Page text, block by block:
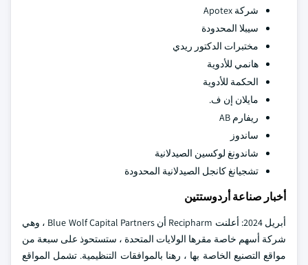
شركة Apotex
سيبلا المحدودة
مختبرات الدكتور ريدي
هانمي للأدوية
الحكمة للأدوية
مايلان إن ف.
ريفارم AB
ساندوز
شاندونغ لوكسين الصيدلانية
تشجيانغ كانجل الصيدلانية المحدودة
أخبار صناعة أردوستتين
أبريل 2024: أعلنت Recipharm أن Blue Wolf Capital Partners ، وهي
شركة أسهم خاصة مقرها الولايات المتحدة ، ستستحوذ على سبعة من
مواقع التصنيع الخاصة بها ، رهنا بالموافقات التنظيمية. تشمل المواقع